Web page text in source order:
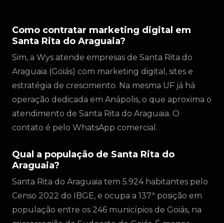
Como contratar marketing digital em
Santa Rita do Araguaia?
Sim, a Wys atende empresas de Santa Rita do
Araguaia (Goiás) com marketing digital, sites e
estratégia de crescimento. Na mesma UF já há
operação dedicada em Anápolis, o que aproxima o
atendimento de Santa Rita do Araguaia. O
contato é pelo WhatsApp comercial.
Qual a população de Santa Rita do
Araguaia?
Santa Rita do Araguaia tem 5.924 habitantes pelo
Censo 2022 do IBGE, e ocupa a 137ª posição em
população entre os 246 municípios de Goiás, na